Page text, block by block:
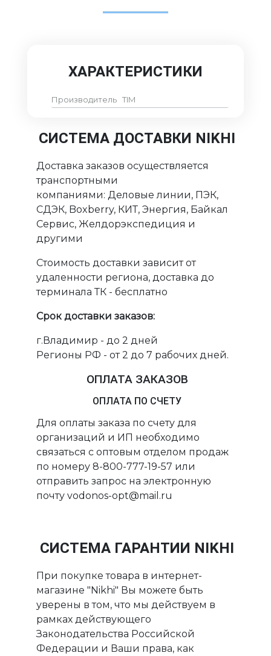
ХАРАКТЕРИСТИКИ
Производитель TIM
СИСТЕМА ДОСТАВКИ NIKHI
Доставка заказов осуществляется
транспортными
компаниями: Деловые линии, ПЭК,
СДЭК, Boxberry, КИТ, Энергия, Байкал
Сервис, Желдорэкспедиция и
другими
Стоимость доставки зависит от
удаленности региона, доставка до
терминала ТК - бесплатно
Срок доставки заказов:
г.Владимир - до 2 дней
Регионы РФ - от 2 до 7 рабочих дней.
ОПЛАТА ЗАКАЗОВ
ОПЛАТА ПО СЧЕТУ
Для оплаты заказа по счету для
организаций и ИП необходимо
связаться с оптовым отделом продаж
по номеру 8-800-777-19-57 или
отправить запрос на электронную
почту vodonos-opt@mail.ru
СИСТЕМА ГАРАНТИИ NIKHI
При покупке товара в интернет-
магазине "Nikhi" Вы можете быть
уверены в том, что мы действуем в
рамках действующего
Законодательства Российской
Федерации и Ваши права, как